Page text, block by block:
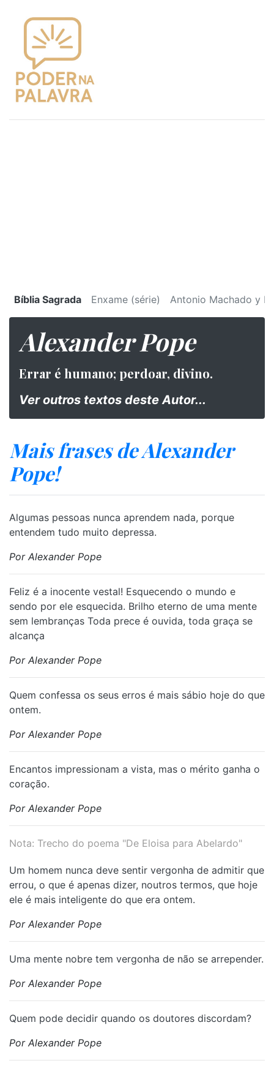
Bíblia Sagrada Enxame (série) Antonio Machado y
Alexander Pope
Errar é humano; perdoar, divino.
Ver outros textos deste Autor...
Mais frases de Alexander
Pope!
Algumas pessoas nunca aprendem nada, porque
entendem tudo muito depressa.
Por Alexander Pope
Feliz é a inocente vestal! Esquecendo o mundo e
sendo por ele esquecida. Brilho eterno de uma mente
sem lembranças Toda prece é ouvida, toda graça se
alcança
Por Alexander Pope
Quem confessa os seus erros é mais sábio hoje do que
ontem.
Por Alexander Pope
Encantos impressionam a vista, mas o mérito ganha o
coração.
Por Alexander Pope
Nota: Trecho do poema "De Eloisa para Abelardo"
Um homem nunca deve sentir vergonha de admitir que
errou, o que é apenas dizer, noutros termos, que hoje
ele é mais inteligente do que era ontem.
Por Alexander Pope
Uma mente nobre tem vergonha de não se arrepender.
Por Alexander Pope
Quem pode decidir quando os doutores discordam?
Por Alexander Pope